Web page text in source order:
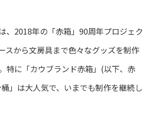
、2018年の「赤箱」90周年プロジェク
スから文房具まで色々なグッズを制作
特に「カウブランド赤箱」(以下、赤
」は大人気で、いまでも制作を継続し